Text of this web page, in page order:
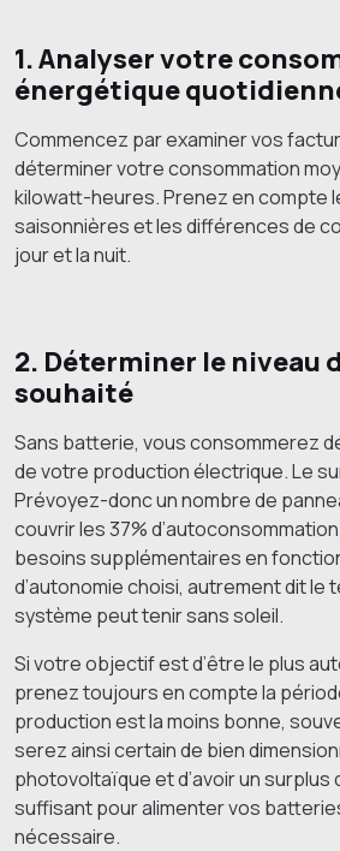
1. Analyser votre
énergétique
Commencez par examiner vos
déterminer votre consommation
kilowatt-heures. Prenez en compte
saisonnières et les différences de
jour et la nuit.
2. Déterminer le niveau
souhaité
Sans batterie, vous consommerez
de votre production électrique. Le
Prévoyez-donc un nombre de
couvrir les 37%
besoins supplémentaires en
d’autonomie choisi, autrement dit le
système peut tenir sans soleil.
Si votre objectif est d’être le plus
prenez toujours en compte la
production est la moins bonne,
serez ainsi certain de bien
photovoltaïque et d’avoir un
suffisant pour alimenter vos
nécessaire.